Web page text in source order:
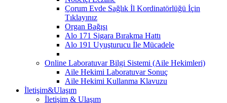
Çorum Evde Sağlık İl Kordinatörlüğü İçin
Tıklayınız
Organ Bağışı
Alo 171 Sigara Bırakma Hattı
Alo 191 Uyuşturucu İle Mücadele
Online Laboratuvar Bilgi Sistemi (Aile Hekimleri)
Aile Hekimi Laboratuvar Sonuç
Aile Hekimi Kullanma Klavuzu
İletişim&Ulaşım
İletişim & Ulaşım